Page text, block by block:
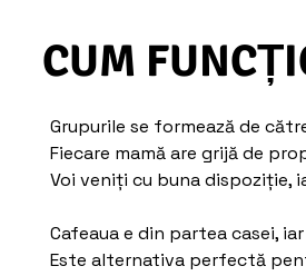
CUM
Grupurile se formează de
Fiecare mamă are grijă de
Voi veniți cu buna dispoziție,
Cafeaua e din partea casei,
Este alternativa perfectă